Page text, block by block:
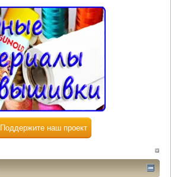
Поддержите наш проект